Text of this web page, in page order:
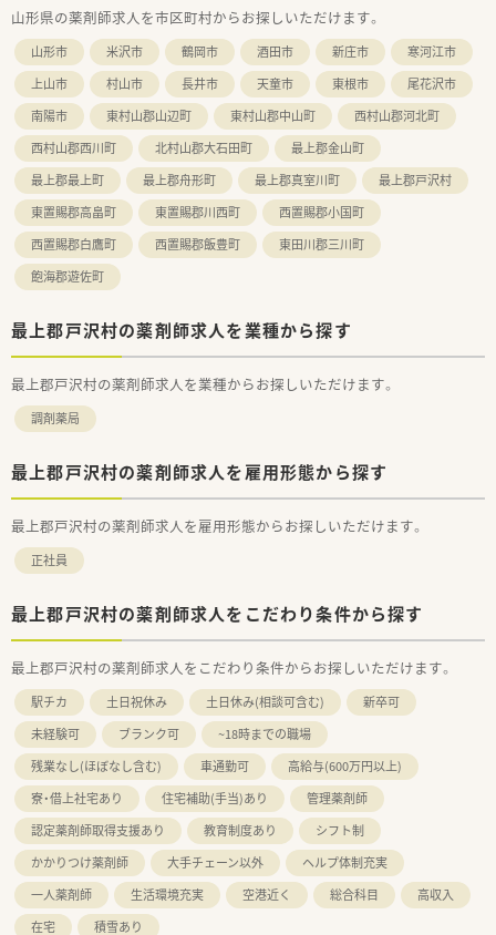
経験やスキルに応じて高水準の給与が提示されます。
■単身の世帯主には社宅費用を全額提供する制度があり、上限
30万円の引越し手当も支給されるため遠方からも安心です。
山形県の薬剤師求人を市区町村からお探しいただけます。
山形市 米沢市 鶴岡市 酒田市 新庄市
寒河江市
上山市
村山市 長井市 天童市 東根市
尾花沢市
南陽市
東村山郡山辺町 東村山郡中山町
西村山郡河北町
西村山郡西川町
北村山郡大石田町
最上郡金山町
最上郡最上町
最上郡舟形町 最上郡真室川町
最上郡戸沢村
東置賜郡高畠町
東置賜郡川西町
西置賜郡小国町
西置賜郡白鷹町
西置賜郡飯豊町
東田川郡三川町
飽海郡遊佐町
最上郡戸沢村の薬剤師求人を業種から探す
最上郡戸沢村の薬剤師求人を業種からお探しいただけます。
調剤薬局
最上郡戸沢村の薬剤師求人を雇用形態から探す
最上郡戸沢村の薬剤師求人を雇用形態からお探しいただけます。
正社員
最上郡戸沢村の薬剤師求人をこだわり条件から探す
最上郡戸沢村の薬剤師求人をこだわり条件からお探しいただけます。
駅チカ 土日祝休み 土日休み(相談可含む)
新卒可
未経験可
ブランク可
~18時までの職場
残業なし(ほぼなし含む)
車通勤可
高給与(600万円以上)
寮・借上社宅あり
住宅補助(手当)あり
管理薬剤師
認定薬剤師取得支援あり
教育制度あり
シフト制
かかりつけ薬剤師
大手チェーン以外
ヘルプ体制充実
一人薬剤師
生活環境充実 空港近く 総合科目
高収入
在宅
積雪あり